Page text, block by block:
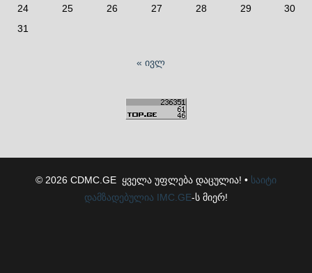
24
25 26 27 28 29
30
31
« ივლ
© 2026 CDMC.GE ყველა უფლება დაცულია! • საიტი
დამზადებულია
IMC.GE-ს მიერ!